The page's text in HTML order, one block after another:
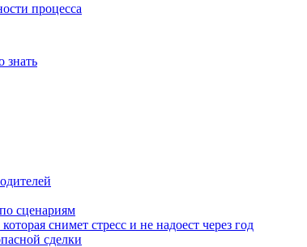
процесса
знать
сценариям
снимет стресс и не надоест через год
сделки